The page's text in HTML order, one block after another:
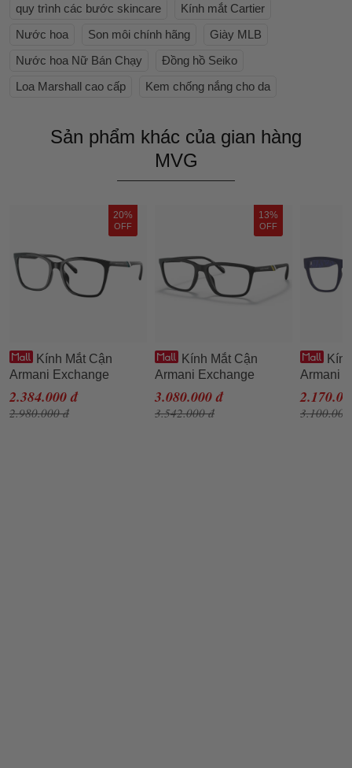
quy trình các bước skincare
Kính mắt Cartier
Nước hoa
Son môi chính hãng
Giày MLB
Nước hoa Nữ Bán Chạy
Đồng hồ Seiko
Loa Marshall cao cấp
Kem chống nắng cho da
Sản phẩm khác của gian hàng
MVG
20%
OFF
Kính Mắt Cận
Armani Exchange
0AX3088U_815854.B
54 Màu Đen
2.384.000 đ
2.980.000 đ
13%
OFF
Kính Mắt Cận
Armani Exchange
0AX3089U_807855.B
Màu Đen
3.080.000 đ
3.542.000 đ
Armani
Màu